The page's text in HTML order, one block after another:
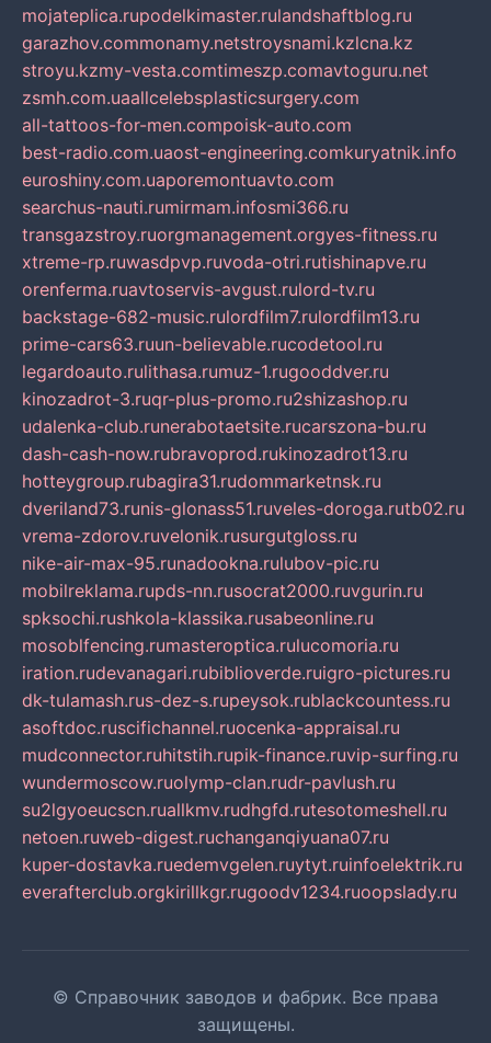
mojateplica.rupodelkimaster.rulandshaftblog.ru
garazhov.commonamy.netstroysnami.kzlcna.kz
stroyu.kzmy-vesta.comtimeszp.comavtoguru.net
zsmh.com.uaallcelebsplasticsurgery.com
all-tattoos-for-men.compoisk-auto.com
best-radio.com.uaost-engineering.comkuryatnik.info
euroshiny.com.uaporemontuavto.com
searchus-nauti.rumirmam.infosmi366.ru
transgazstroy.ruorgmanagement.orgyes-fitness.ru
xtreme-rp.ruwasdpvp.ruvoda-otri.rutishinapve.ru
orenferma.ruavtoservis-avgust.rulord-tv.ru
backstage-682-music.rulordfilm7.rulordfilm13.ru
prime-cars63.ruun-believable.rucodetool.ru
legardoauto.rulithasa.rumuz-1.rugooddver.ru
kinozadrot-3.ruqr-plus-promo.ru2shizashop.ru
udalenka-club.runerabotaetsite.rucarszona-bu.ru
dash-cash-now.rubravoprod.rukinozadrot13.ru
hotteygroup.rubagira31.rudommarketnsk.ru
dveriland73.runis-glonass51.ruveles-doroga.rutb02.ru
vrema-zdorov.ruvelonik.rusurgutgloss.ru
nike-air-max-95.runadookna.rulubov-pic.ru
mobilreklama.rupds-nn.rusocrat2000.ruvgurin.ru
spksochi.rushkola-klassika.rusabeonline.ru
mosoblfencing.rumasteroptica.rulucomoria.ru
iration.rudevanagari.rubiblioverde.ruigro-pictures.ru
dk-tulamash.rus-dez-s.rupeysok.rublackcountess.ru
asoftdoc.ruscifichannel.ruocenka-appraisal.ru
mudconnector.ruhitstih.rupik-finance.ruvip-surfing.ru
wundermoscow.ruolymp-clan.rudr-pavlush.ru
su2lgyoeucscn.ruallkmv.rudhgfd.rutesotomeshell.ru
netoen.ruweb-digest.ruchanganqiyuana07.ru
kuper-dostavka.ruedemvgelen.ruytyt.ruinfoelektrik.ru
everafterclub.orgkirillkgr.rugoodv1234.ruoopslady.ru
© Справочник заводов и фабрик. Все права
защищены.